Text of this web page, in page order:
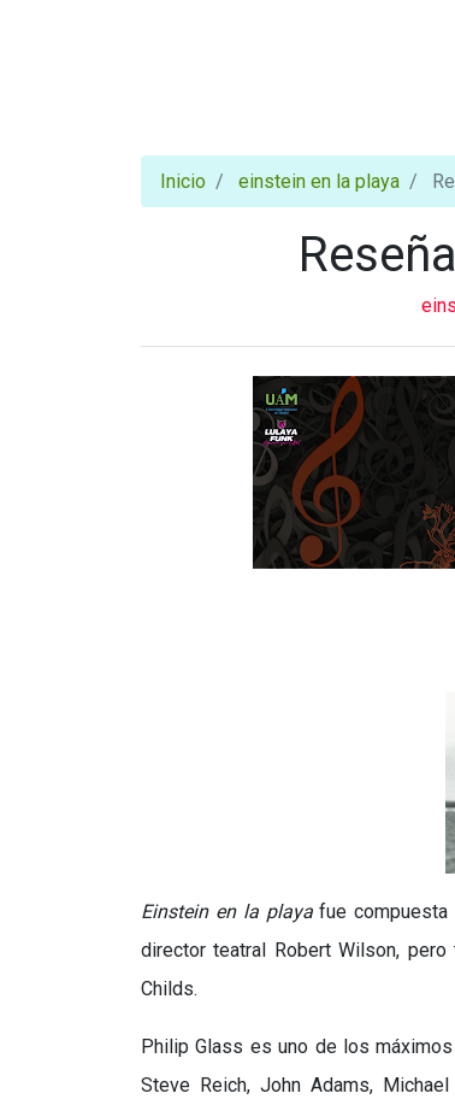
Inicio einstein en la playa
Einstein en la playafue compuesta
director teatral Robert Wilson,
Childs.
Philip Glass es uno de los
Steve Reich, John Adams,